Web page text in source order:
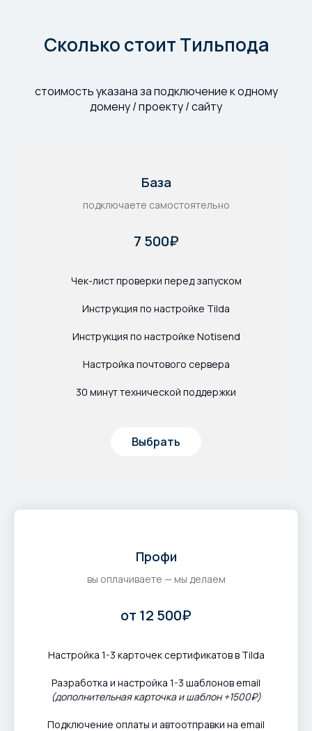
Сколько стоит Тильпода
стоимость указана за подключение к одному
домену / проекту / сайту
База
подключаете самостоятельно
7 500₽
Чек-лист проверки перед запуском
Инструкция по настройке Tilda
Инструкция по настройке Notisend
Настройка почтового сервера
30 минут технической поддержки
Выбрать
Профи
вы оплачиваете — мы делаем
от 12 500₽
Настройка 1-3 карточек сертификатов в Tilda
Разработка и настройка 1-3 шаблонов email
(дополнительная карточка и шаблон +1500₽)
Подключение оплаты и автоотправки на email